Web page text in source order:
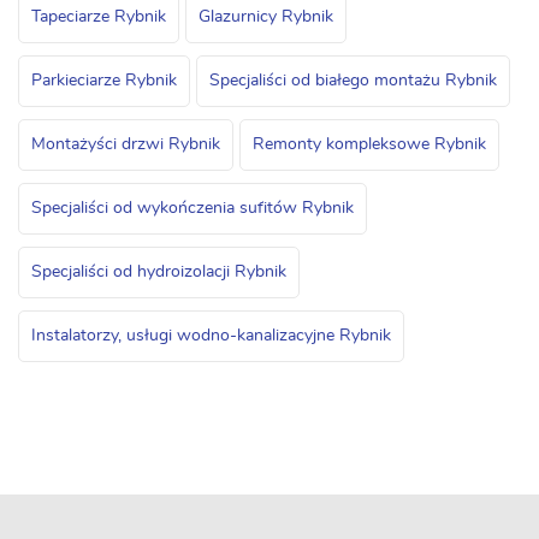
Tapeciarze Rybnik Glazurnicy Rybnik
Parkieciarze Rybnik Specjaliści od białego montażu Rybnik
Montażyści drzwi Rybnik Remonty kompleksowe Rybnik
Specjaliści od wykończenia sufitów Rybnik
Specjaliści od hydroizolacji Rybnik
Instalatorzy, usługi wodno-kanalizacyjne Rybnik